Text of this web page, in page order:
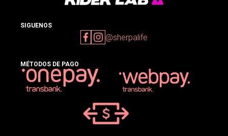
SIGUENOS
@sherpalife
MÉTODOS DE PAGO